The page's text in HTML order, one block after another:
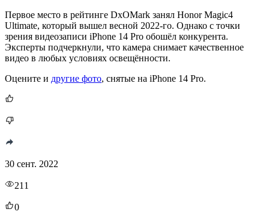
Первое место в рейтинге DxOMark занял Honor Magic4
Ultimate, который вышел весной 2022-го. Однако с точки
зрения видеозаписи iPhone 14 Pro обошёл конкурента.
Эксперты подчеркнули, что камера снимает качественное
видео в любых условиях освещённости.
Оцените и другие фото, снятые на iPhone 14 Pro.
30 сент. 2022
211
0